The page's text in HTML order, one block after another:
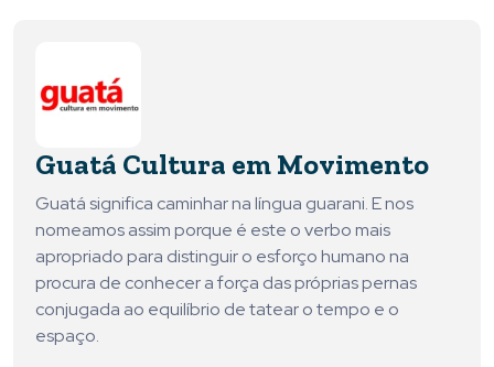
Guatá Cultura em Movimento
Guatá significa caminhar na língua guarani. E nos
nomeamos assim porque é este o verbo mais
apropriado para distinguir o esforço humano na
procura de conhecer a força das próprias pernas
conjugada ao equilíbrio de tatear o tempo e o
espaço.